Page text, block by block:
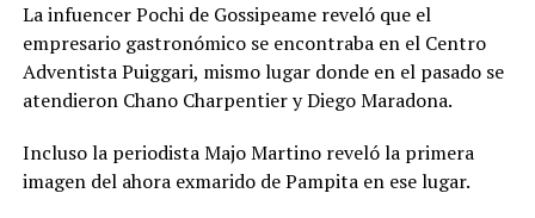
La infuencer Pochi de Gossipeame reveló que el
empresario gastronómico se encontraba en el Centro
Adventista Puiggari, mismo lugar donde en el pasado se
atendieron Chano Charpentier y Diego Maradona.
Incluso la periodista Majo Martino reveló la primera
imagen del ahora exmarido de Pampita en ese lugar.